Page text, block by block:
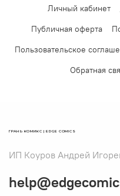
Личный кабинет
Публичная оферта
Пользовательское
Обратная
ГРАНЬ КОМИКС | EDGE COMICS
ИП Коуров Андрей